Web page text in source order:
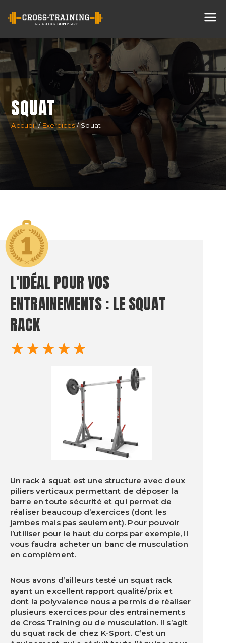
Cross
Training
SQUAT
Accueil Exercices Squat
L'IDÉAL POUR VOS
ENTRAINEMENTS : LE SQUAT
RACK
Un rack à squat est une structure avec deux
piliers verticaux permettant de déposer la
barre en toute sécurité et qui permet de
réaliser beaucoup d’exercices (dont les
jambes mais pas seulement). Pour pouvoir
l’utiliser pour le haut du corps par exemple, il
vous faudra acheter un banc de musculation
en complément.
Nous avons d’ailleurs testé un squat rack
ayant un excellent rapport qualité/prix et
dont la polyvalence nous a permis de réaliser
plusieurs exercices pour des entrainements
de Cross Training ou de musculation. Il s’agit
du squat rack de chez K-Sport. C’est un